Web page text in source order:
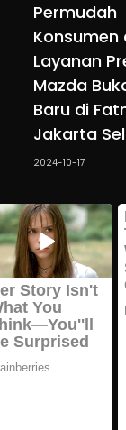
Permudah
Konsumen
Layanan
Mazda
Baru di
Jakarta
2024-10-17